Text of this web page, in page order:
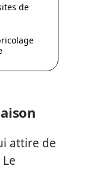
de
attire de